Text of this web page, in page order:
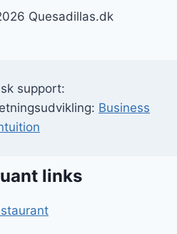
Quesadillas.dk
support:
Business
links